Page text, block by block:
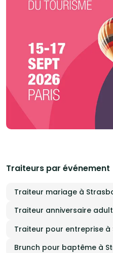
Traiteurs par événement
Traiteur mariage à
Traiteur anniversaire
Traiteur pour entreprise à
Brunch pour baptême à